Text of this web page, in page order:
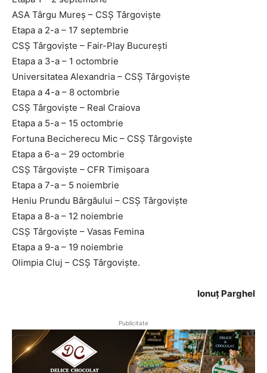
ASA Târgu Mureș – CSȘ Târgoviște
Etapa a 2-a – 17 septembrie
CSȘ Târgoviște – Fair-Play București
Etapa a 3-a – 1 octombrie
Universitatea Alexandria – CSȘ Târgoviște
Etapa a 4-a – 8 octombrie
CSȘ Târgoviște – Real Craiova
Etapa a 5-a – 15 octombrie
Fortuna Becicherecu Mic – CSȘ Târgoviște
Etapa a 6-a – 29 octombrie
CSȘ Târgoviște – CFR Timișoara
Etapa a 7-a – 5 noiembrie
Heniu Prundu Bârgăului – CSȘ Târgoviște
Etapa a 8-a – 12 noiembrie
CSȘ Târgoviște – Vasas Femina
Etapa a 9-a – 19 noiembrie
Olimpia Cluj – CSȘ Târgoviște.
Ionuț Parghel
Publicitate